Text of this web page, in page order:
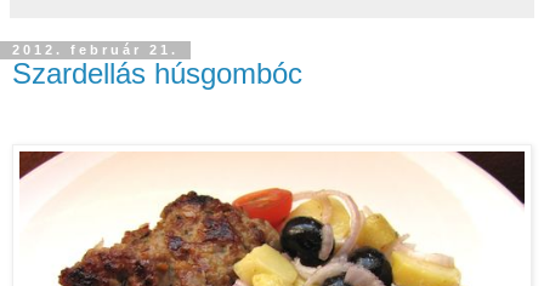
2012. február 21.
Szardellás húsgombóc